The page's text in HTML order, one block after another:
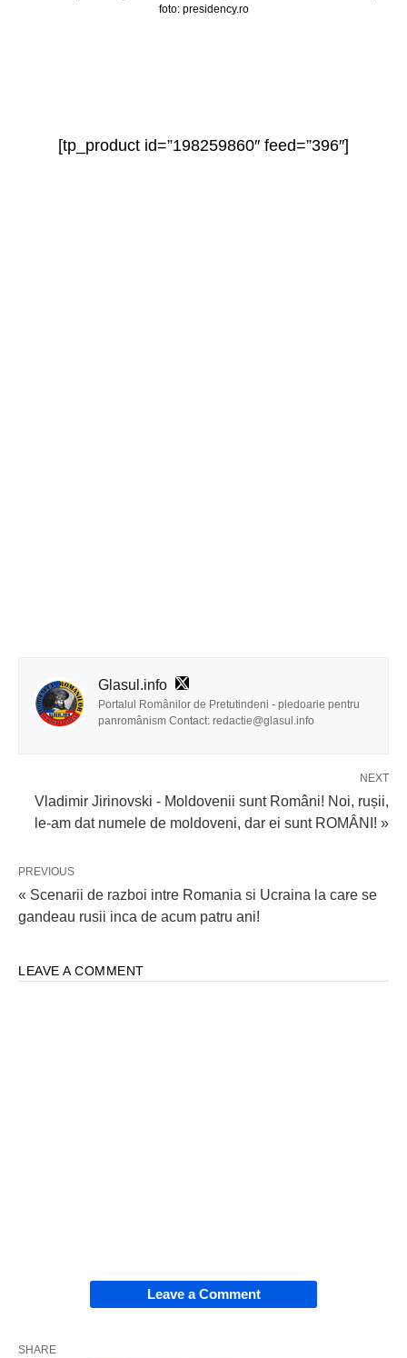
foto: presidency.ro
[tp_product id=”198259860″ feed=”396″]
Glasul.info
Portalul Românilor de Pretutindeni - pledoarie pentru
panromânism Contact: redactie@glasul.info
NEXT
Vladimir Jirinovski - Moldovenii sunt Români! Noi, rușii,
le-am dat numele de moldoveni, dar ei sunt ROMÂNI! »
PREVIOUS
« Scenarii de razboi intre Romania si Ucraina la care se
gandeau rusii inca de acum patru ani!
LEAVE A COMMENT
Leave a Comment
SHARE